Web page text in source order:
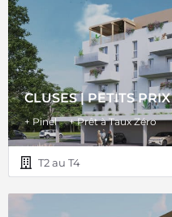
CLUSES | PETITS
+ Pinel + Prêt à Taux Zéro
T2 au T4